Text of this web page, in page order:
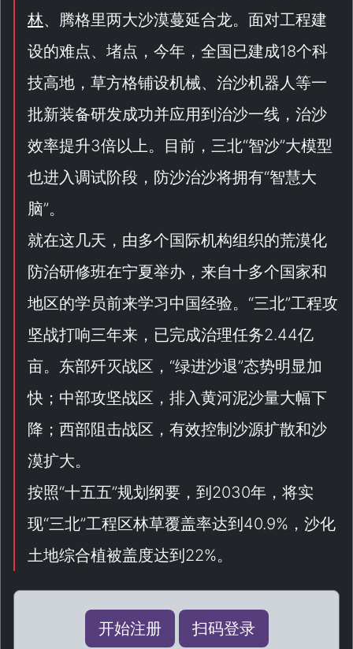
林、腾格里两大沙漠蔓延合龙。面对工程建
设的难点、堵点，今年，全国已建成18个科
技高地，草方格铺设机械、治沙机器人等一
批新装备研发成功并应用到治沙一线，治沙
效率提升3倍以上。目前，三北“智沙”大模型
也进入调试阶段，防沙治沙将拥有“智慧大
脑”。
就在这几天，由多个国际机构组织的荒漠化
防治研修班在宁夏举办，来自十多个国家和
地区的学员前来学习中国经验。“三北”工程攻
坚战打响三年来，已完成治理任务2.44亿
亩。东部歼灭战区，“绿进沙退”态势明显加
快；中部攻坚战区，排入黄河泥沙量大幅下
降；西部阻击战区，有效控制沙源扩散和沙
漠扩大。
按照“十五五”规划纲要，到2030年，将实
现“三北”工程区林草覆盖率达到40.9%，沙化
土地综合植被盖度达到22%。
开始注册 扫码登录